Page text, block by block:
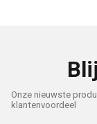
Onze nieuwste
klantenvoordeel